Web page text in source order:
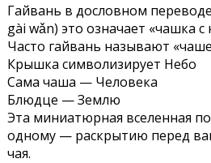
Гайвань в дословном
gài wǎn) это означает «чашка
Часто гайвань называют
Крышка символизирует Небо
Сама чаша — Человека
Блюдце — Землю
Эта миниатюрная вселенная
одному — раскрытию перед
чая.